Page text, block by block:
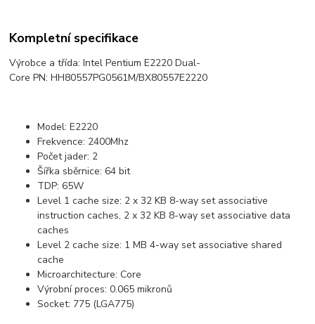
Kompletní specifikace
Výrobce a třída: Intel Pentium E2220 Dual-
Core PN: HH80557PG0561M/BX80557E2220
Model: E2220
Frekvence: 2400Mhz
Počet jader: 2
Šířka sběrnice: 64 bit
TDP: 65W
Level 1 cache size: 2 x 32 KB 8-way set associative
instruction caches, 2 x 32 KB 8-way set associative data
caches
Level 2 cache size: 1 MB 4-way set associative shared
cache
Microarchitecture: Core
Výrobní proces: 0.065 mikronů
Socket: 775 (LGA775)